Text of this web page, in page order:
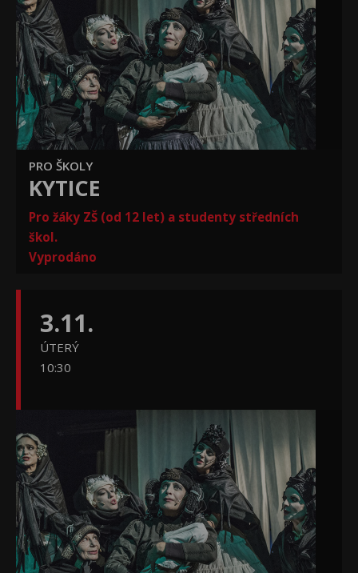
PRO ŠKOLY
KYTICE
Pro žáky ZŠ (od 12 let) a studenty středních
škol.
Vyprodáno
3.11.
ÚTERÝ
10:30